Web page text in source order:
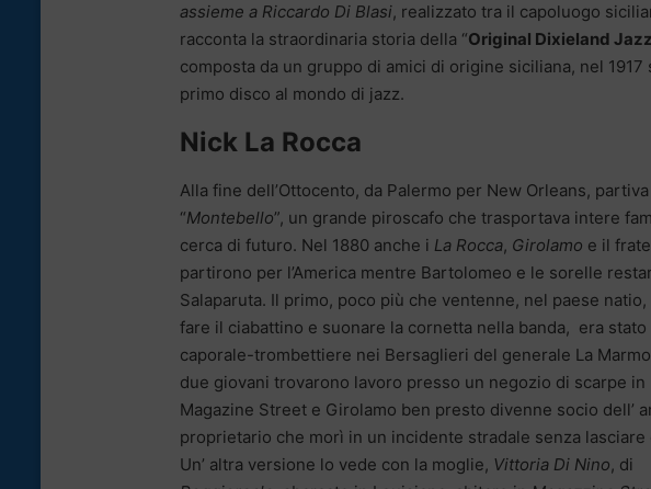
assieme a Riccardo Di Blasi, realizzato tra il capoluogo
racconta la straordinaria storia della “Original Dixieland
composta da un gruppo di amici di origine siciliana, nel
primo disco al mondo di jazz.
Nick La Rocca
Alla fine dell’Ottocento, da Palermo per New Orleans,
“Montebello”, un grande piroscafo che trasportava intere
cerca di futuro. Nel 1880 anche i La Rocca, Girolamo e il
partirono per l’America mentre Bartolomeo e le sorelle
Salaparuta. Il primo, poco più che ventenne, nel paese natio,
fare il ciabattino e suonare la cornetta nella banda, era stato
caporale-trombettiere nei Bersaglieri del generale La
due giovani trovarono lavoro presso un negozio di scarpe in
Magazine Street e Girolamo ben presto divenne socio dell’
proprietario che morì in un incidente stradale senza lasciare
Un’ altra versione lo vede con la moglie, Vittoria Di Nino, di